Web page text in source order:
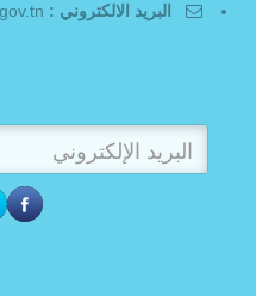
البريد الالكتروني :